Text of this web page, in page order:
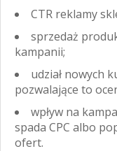
CTR reklamy
sprzedaż
kampanii;
udział nowych
pozwalające to
wpływ na
spada CPC albo
ofert.